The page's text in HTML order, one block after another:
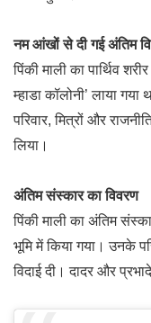
नम आंखों से दी गई अंतिम
पिंकी माली का पार्थिव
म्हाडा कॉलोनी’ लाया
परिवार, मित्रों और
लिया।
अंतिम संस्कार का विवरण
पिंकी माली का अंतिम
भूमि में किया गया। उनके
विदाई दी। दादर और